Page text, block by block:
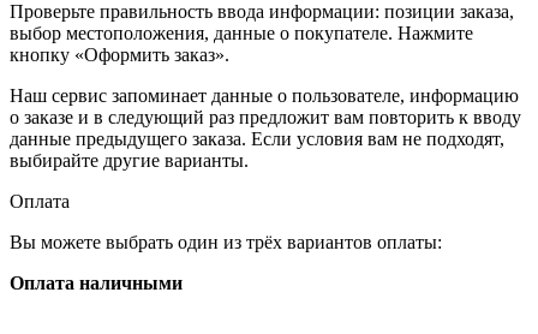
Проверьте правильность ввода информации: позиции заказа,
выбор местоположения, данные о покупателе. Нажмите
кнопку «Оформить заказ».
Наш сервис запоминает данные о пользователе, информацию
о заказе и в следующий раз предложит вам повторить к вводу
данные предыдущего заказа. Если условия вам не подходят,
выбирайте другие варианты.
Оплата
Вы можете выбрать один из трёх вариантов оплаты:
Оплата наличными